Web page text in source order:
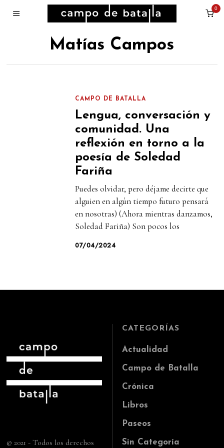
0
Matías Campos
CAMPO DE BATALLA
Lengua, conversación y
comunidad. Una
reflexión en torno a la
poesía de Soledad
Fariña
Puedes olvidar, pero déjame decirte que
alguien en algún tiempo futuro pensará
en nosotras) (Ahora mientras danzamos,
Soledad Fariña) Son pocos los
07/04/2024
© 2021 - Todos los derechos
CATEGORÍAS
Actualidad
Campo de Batalla
Crónica
Libros
Paseos
Sin Categoría